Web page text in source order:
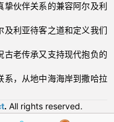
挚伙伴关系的兼容阿尔及利
及利亚待客之道和定义我们
古老传承又支持现代抱负的
系，从地中海海岸到撒哈拉
. All rights reserved.